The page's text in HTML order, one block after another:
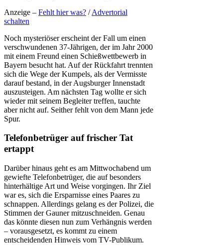
Anzeige – Fehlt hier was? /Advertorial
schalten
Noch mysteriöser erscheint der Fall um einen
verschwundenen 37-Jährigen, der im Jahr 2000
mit einem Freund einen Schießwettbewerb in
Bayern besucht hat. Auf der Rückfahrt trennten
sich die Wege der Kumpels, als der Vermisste
darauf bestand, in der Augsburger Innenstadt
auszusteigen. Am nächsten Tag wollte er sich
wieder mit seinem Begleiter treffen, tauchte
aber nicht auf. Seither fehlt von dem Mann jede
Spur.
Telefonbetrüger auf frischer Tat
ertappt
Darüber hinaus geht es am Mittwochabend um
gewiefte Telefonbetrüger, die auf besonders
hinterhältige Art und Weise vorgingen. Ihr Ziel
war es, sich die Ersparnisse eines Paares zu
schnappen. Allerdings gelang es der Polizei, die
Stimmen der Gauner mitzuschneiden. Genau
das könnte diesen nun zum Verhängnis werden
– vorausgesetzt, es kommt zu einem
entscheidenden Hinweis vom TV-Publikum.